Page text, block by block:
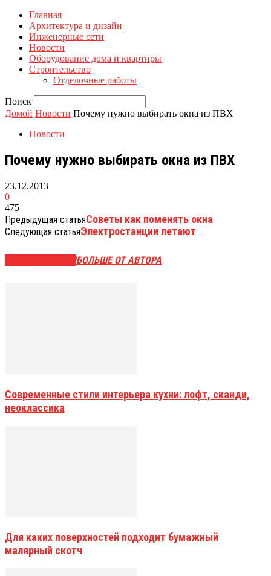
Главная
Архитектура и дизайн
Инженерные сети
Новости
Оборудование дома и квартиры
Строительство
Отделочные работы
Поиск
Домой Новости Почему нужно выбирать окна из ПВХ
Новости
Почему нужно выбирать окна из ПВХ
23.12.2013
0
475
Предыдущая статьяСоветы как поменять окна
Следующая статьяЭлектростанции летают
БОЛЬШЕ ОТ АВТОРА
Современные стили интерьера кухни: лофт, сканди,
неоклассика
Для каких поверхностей подходит бумажный
малярный скотч